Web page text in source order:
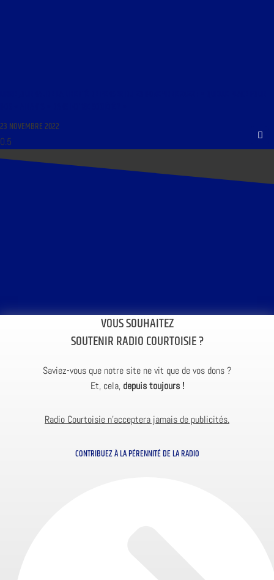
23 NOVEMBRE 2022
VOUS SOUHAITEZ
SOUTENIR RADIO COURTOISIE ?
Saviez-vous que notre site ne vit que de vos dons ?
Et, cela, depuis toujours !
Radio Courtoisie n’acceptera jamais de publicités.
CONTRIBUEZ À LA PÉRENNITÉ DE LA RADIO